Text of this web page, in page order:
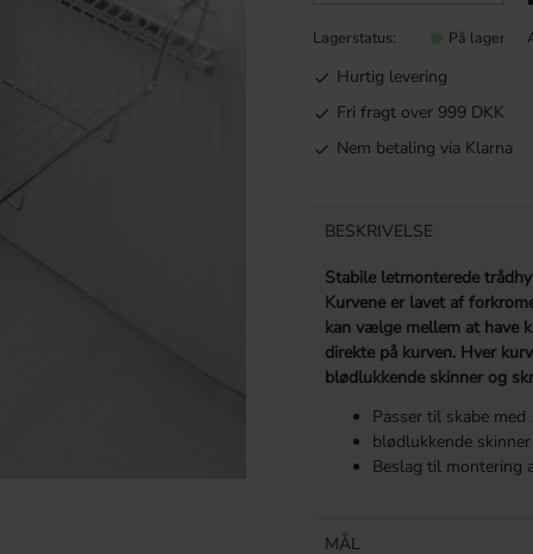
Lagerstatus På lager
Hurtig levering
Fri fragt over 999 DKK
Nem betaling via Klarna
BESKRIVELSE
Stabile letmonterede
Kurvene er lavet af
kan vælge mellem at have
direkte på kurven. Hver
blødlukkende skinner og
Passer til skabe
blødlukkende skinner
Beslag til montering
MÅL